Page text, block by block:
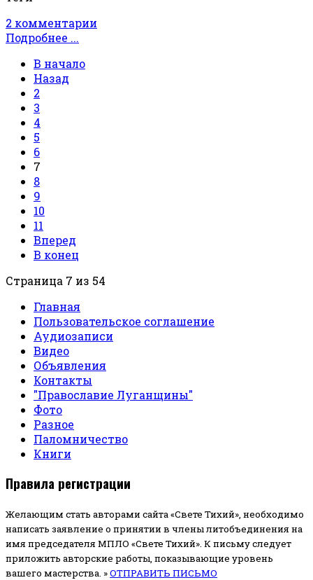
2 комментарии
Подробнее ...
В начало
Назад
2
3
4
5
6
7
8
9
10
11
Вперед
В конец
Страница 7 из 54
Главная
Пользовательское соглашение
Аудиозаписи
Видео
Объявления
Контакты
"Православие Луганщины"
Фото
Разное
Паломничество
Книги
Правила регистрации
Желающим стать авторами сайта «Свете Тихий», необходимо
написать заявление о принятии в члены литобъединения на
имя председателя МПЛО «Свете Тихий». К письму следует
приложить авторские работы, показывающие уровень
вашего мастерства. »ОТПРАВИТЬ ПИСЬМО